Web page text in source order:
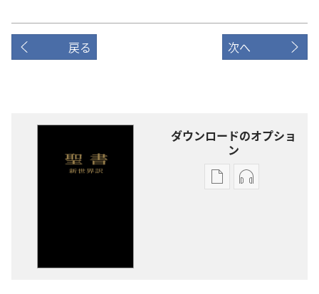
戻る 次へ
ダウンロードのオプショ
ン
出
オー